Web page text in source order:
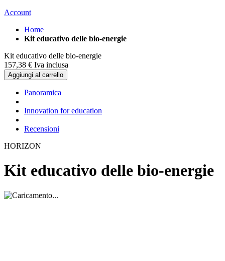
Account
Home
Kit educativo delle bio-energie
Kit educativo delle bio-energie
157,38 € Iva inclusa
Aggiungi al carrello
Panoramica
Innovation for education
Recensioni
HORIZON
Kit educativo delle bio-energie